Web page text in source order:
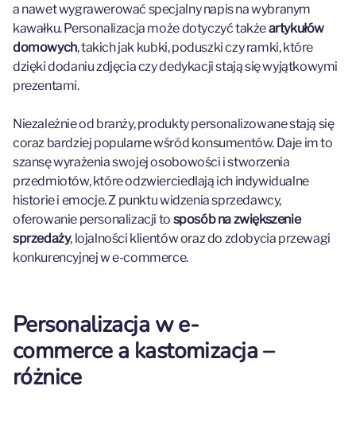
a nawet wygrawerować specjalny napis na wybranym
kawałku. Personalizacja może dotyczyć takżeartykułów
domowych, takich jak kubki, poduszki czy ramki, które
dzięki dodaniu zdjęcia czy dedykacji stają się wyjątkowymi
prezentami.
Niezależnie od branży, produkty personalizowane stają się
coraz bardziej popularne wśród konsumentów. Daje im to
szansę wyrażenia swojej osobowości i stworzenia
przedmiotów, które odzwierciedlają ich indywidualne
historie i emocje. Z punktu widzenia sprzedawcy,
oferowanie personalizacji to sposób na zwiększenie
sprzedaży, lojalności klientów oraz do zdobycia przewagi
konkurencyjnej w e-commerce.
Personalizacja w e-
commerce a kastomizacja –
różnice